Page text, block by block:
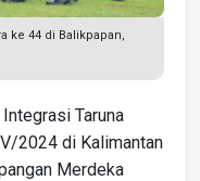
ke 44 di Balikpapan,
Taruna
2024 di Kalimantan
Merdeka